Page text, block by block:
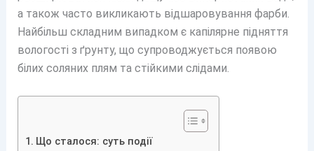
а також часто викликають відшаровування фарби.
Найбільш складним випадком є капілярне підняття
вологості з ґрунту, що супроводжується появою
білих соляних плям та стійкими слідами.
Що сталося: суть події